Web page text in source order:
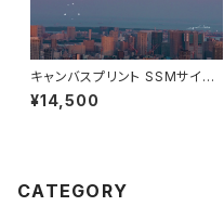
キャンバスプリント SSMサイズ
(空はボクの遊び場)
¥14,500
CATEGORY